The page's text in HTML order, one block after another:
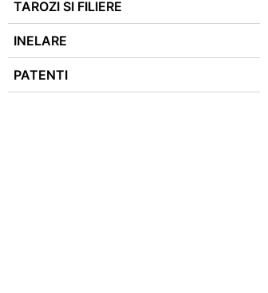
TAROZI SI FILIERE
INELARE
PATENTI